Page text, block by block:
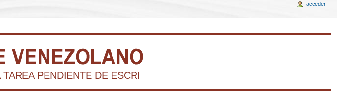
TAREA PENDIENTE DE ESCRIBIR LA HISTORIA DEL ARTE
acceder